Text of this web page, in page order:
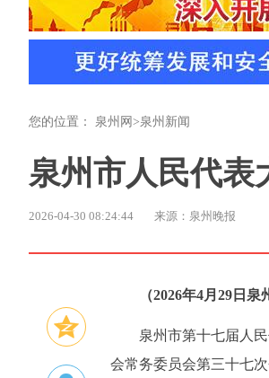
您的位置： 泉州网 >泉州新闻
泉州市人民代表
2026-04-30 08:24:44 来源：泉州晚报
（2026年4月29日
泉州市第十七届人
会常务委员会第三十七